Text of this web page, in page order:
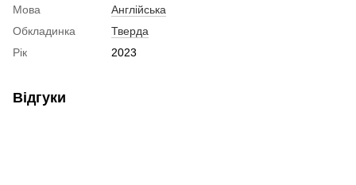
Мова
Англійська
Обкладинка
Тверда
Рік
2023
Відгуки